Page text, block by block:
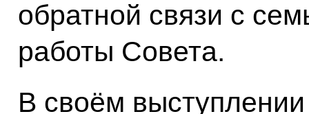
обратной связи с
работы Совета.
В своём